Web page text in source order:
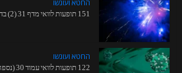
החטא ועונשו
151 תופעות לוואי מדף 31 (2) בדוח פייזר
החטא ועונשו
122 תופעות לוואי עמוד 30 (נספח 1) ממסמך פייזר